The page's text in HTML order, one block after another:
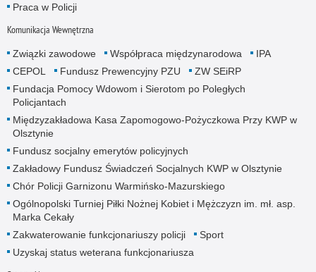
Praca w Policji
Komunikacja Wewnętrzna
Związki zawodowe Współpraca międzynarodowa
IPA
CEPOL
Fundusz Prewencyjny PZU
ZW SEiRP
Fundacja Pomocy Wdowom i Sierotom po Poległych
Policjantach
Międzyzakładowa Kasa Zapomogowo-Pożyczkowa Przy KWP w
Olsztynie
Fundusz socjalny emerytów policyjnych
Zakładowy Fundusz Świadczeń Socjalnych KWP w Olsztynie
Chór Policji Garnizonu Warmińsko-Mazurskiego
Ogólnopolski Turniej Piłki Nożnej Kobiet i Mężczyzn im. mł. asp.
Marka Cekały
Zakwaterowanie funkcjonariuszy policji
Sport
Uzyskaj status weterana funkcjonariusza